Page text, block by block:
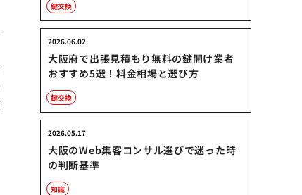
鍵交換
大阪府で出張見積もり無料の鍵開け業者
おすすめ5選！料金相場と選び方
2026.06.02
鍵交換
大阪のWeb集客コンサル選びで迷った時
の判断基準
2026.05.17
知識